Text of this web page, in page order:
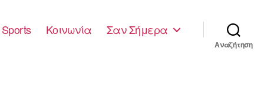
Sports Κοινωνία Σαν Σήμερα
Αναζήτηση